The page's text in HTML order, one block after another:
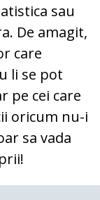
sau
De amagit,
care
li se pot
pe cei care
oricum nu-i
sa vada